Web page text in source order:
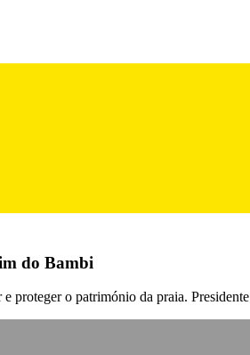
do Bambi
o património da praia.